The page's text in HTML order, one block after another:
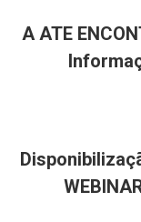
de
post:
A ATE